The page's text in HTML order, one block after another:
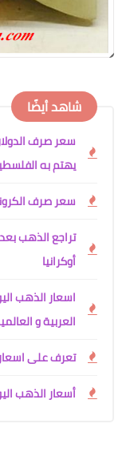
شاهد أيضًا
سعر صرف
يهتم به
سعر صرف
تراجع الذهب
أوكرانيا
العربية و
تعرف على
أسعار الذهب اليوم الاحد